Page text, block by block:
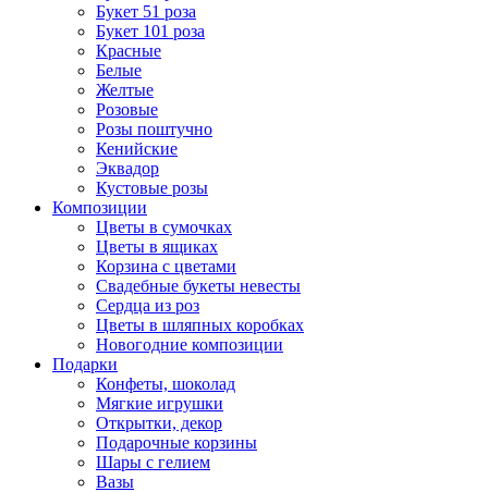
Букет 51 роза
Букет 101 роза
Красные
Белые
Желтые
Розовые
Розы поштучно
Кенийские
Эквадор
Кустовые розы
Композиции
Цветы в сумочках
Цветы в ящиках
Корзина с цветами
Свадебные букеты невесты
Сердца из роз
Цветы в шляпных коробках
Новогодние композиции
Подарки
Конфеты, шоколад
Мягкие игрушки
Открытки, декор
Подарочные корзины
Шары с гелием
Вазы